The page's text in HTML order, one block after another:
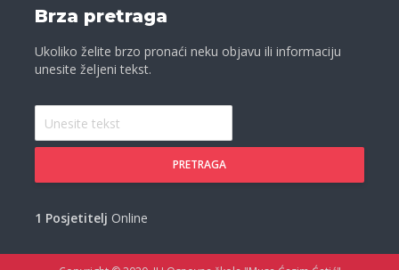
Brza pretraga
Ukoliko želite brzo pronaći neku objavu ili informaciju
unesite željeni tekst.
PRETRAGA
1 Posjetitelj Online